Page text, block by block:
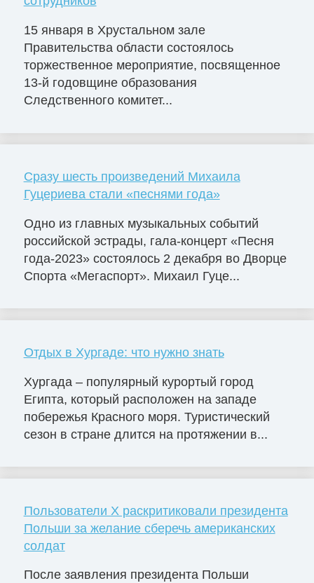
15 января в Хрустальном зале
Правительства области состоялось
торжественное мероприятие, посвященное
13-й годовщине образования
Следственного комитет...
Сразу шесть произведений Михаила
Гуцериева стали «песнями года»
Одно из главных музыкальных событий
российской эстрады, гала-концерт «Песня
года-2023» состоялось 2 декабря во Дворце
Cпорта «Мегаспорт». Михаил Гуце...
Отдых в Хургаде: что нужно знать
Хургада – популярный курортый город
Египта, который расположен на западе
побережья Красного моря. Туристический
сезон в стране длится на протяжении в...
Пользователи X раскритиковали президента
Польши за желание сберечь американских
солдат
После заявления президента Польши